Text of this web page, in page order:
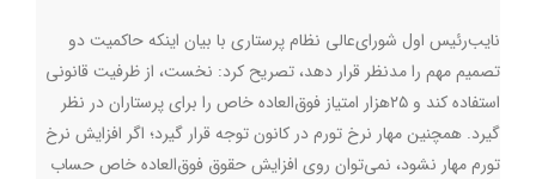
نایب‌رئیس اول شورای‌عالی نظام پرستاری با بیان اینکه حاکمیت دو
تصمیم مهم را مدنظر قرار دهد، تصریح کرد: نخست، از ظرفیت قانونی
استفاده‌ کند و ۲۵هزار امتیاز فوق‌العاده خاص را برای پرستاران در نظر
گیرد. همچنین مهار نرخ تورم در کانون توجه قرار گیرد؛ اگر افزایش نرخ
تورم مهار نشود، نمی‌توان روی افزایش حقوق فوق‌العاده خاص حساب‌